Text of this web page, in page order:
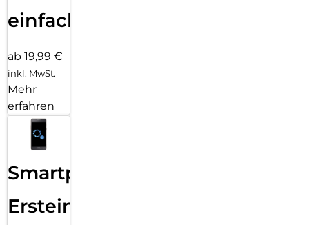
einfach
ab 19,99 €
inkl. MwSt.
Mehr
erfahren
Smartphone
Ersteinrichtung